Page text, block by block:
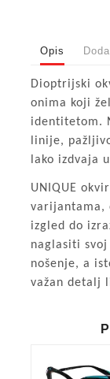
Opis
Dioptrijski
onima koji
identitetom.
linije,
lako izdvaja
UNIQUE
varijantama,
izgled do
naglasiti svoj
nošenje, a
važan detalj